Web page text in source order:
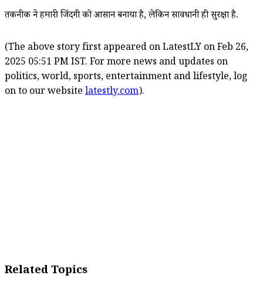
तकनीक ने हमारी जिंदगी को आसान बनाया है, लेकिन सावधानी ही सुरक्षा है.
(The above story first appeared on LatestLY on Feb 26,
2025 05:51 PM IST. For more news and updates on
politics, world, sports, entertainment and lifestyle, log
on to our website latestly.com).
Related Topics